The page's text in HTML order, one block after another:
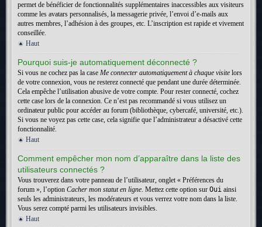
permet de bénéficier de fonctionnalités supplémentaires inaccessibles aux visiteurs
comme les avatars personnalisés, la messagerie privée, l’envoi d’e-mails aux
autres membres, l’adhésion à des groupes, etc. L’inscription est rapide et vivement
conseillée.
Haut
Pourquoi suis-je automatiquement déconnecté ?
Si vous ne cochez pas la case Me connecter automatiquement à chaque visite lors
de votre connexion, vous ne resterez connecté que pendant une durée déterminée.
Cela empêche l’utilisation abusive de votre compte. Pour rester connecté, cochez
cette case lors de la connexion. Ce n’est pas recommandé si vous utilisez un
ordinateur public pour accéder au forum (bibliothèque, cybercafé, université, etc.).
Si vous ne voyez pas cette case, cela signifie que l’administrateur a désactivé cette
fonctionnalité.
Haut
Comment empêcher mon nom d’apparaître dans la liste des
utilisateurs connectés ?
Vous trouverez dans votre panneau de l’utilisateur, onglet « Préférences du
forum », l’option Cacher mon statut en ligne. Mettez cette option sur Oui ainsi
seuls les administrateurs, les modérateurs et vous verrez votre nom dans la liste.
Vous serez compté parmi les utilisateurs invisibles.
Haut